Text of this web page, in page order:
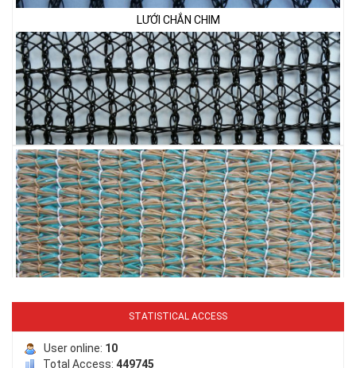
LƯỚI PHƠI NÔNG SẢN
LƯỚI CHE NẮNG
STATISTICAL ACCESS
User online: 10
Total Access: 449745